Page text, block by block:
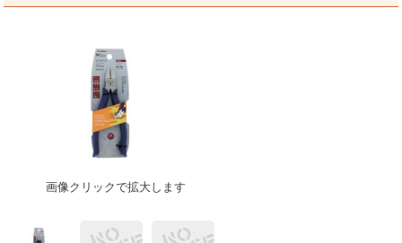
画像クリックで拡大します